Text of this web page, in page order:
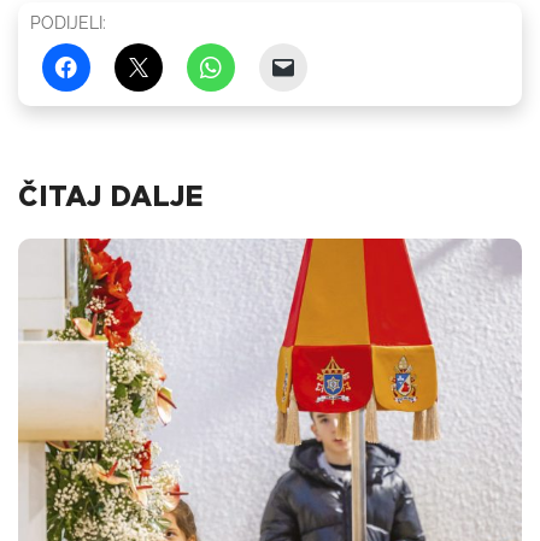
PODIJELI:
ČITAJ DALJE